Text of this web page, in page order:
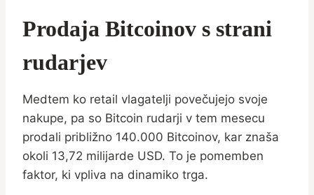
Prodaja Bitcoinov s strani
rudarjev
Medtem ko retail vlagatelji povečujejo svoje
nakupe, pa so Bitcoin rudarji v tem mesecu
prodali približno 140.000 Bitcoinov, kar znaša
okoli 13,72 milijarde USD. To je pomemben
faktor, ki vpliva na dinamiko trga.